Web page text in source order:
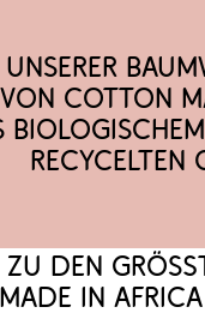
unserer
Cotton
recycelten
zu den
in